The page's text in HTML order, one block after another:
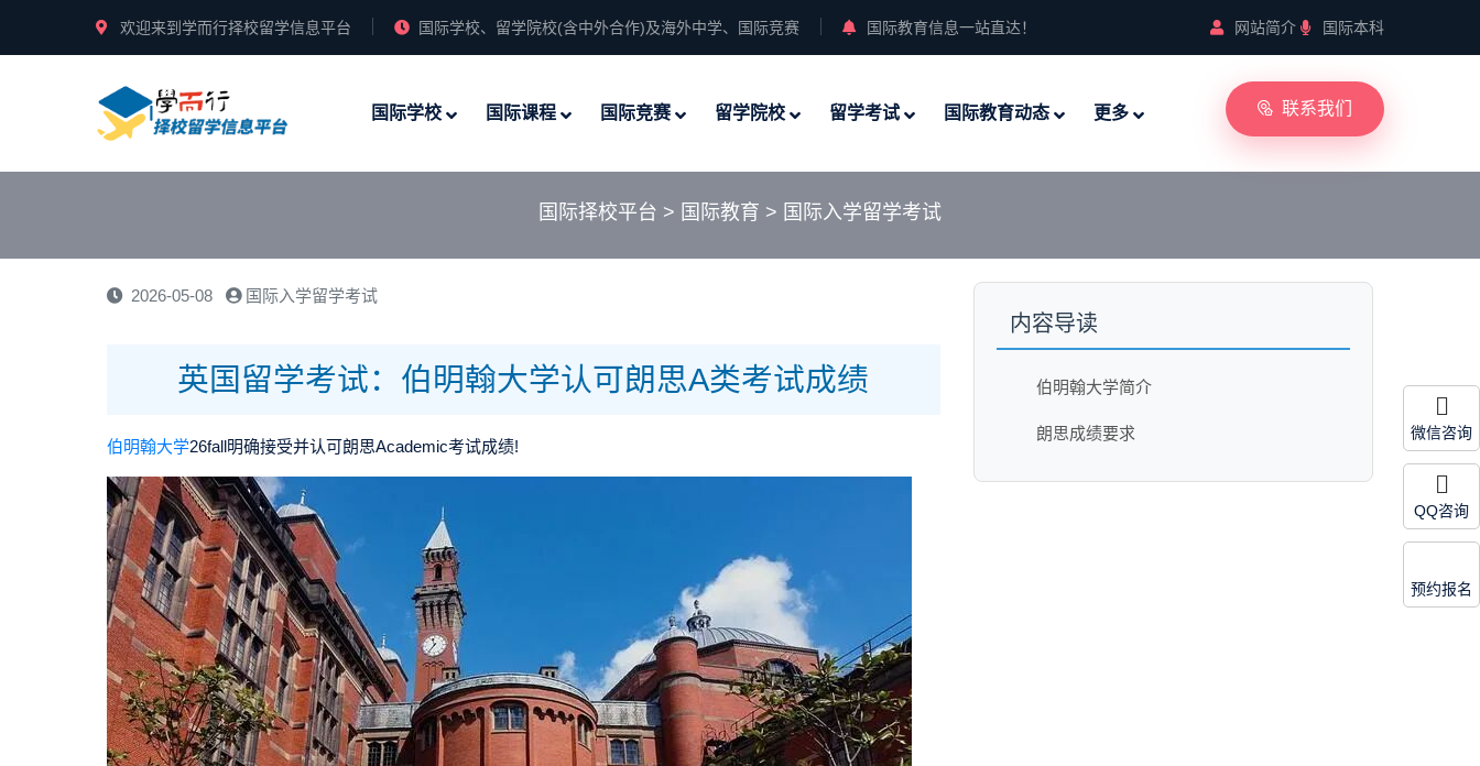
欢迎来到学而行择校留学信息平台 国际学校、留学院校(含中外合作)及海外中学、国际竞赛 国际教育信息一站直达！ 网站简介 国际本科
国际学校 国际课程 国际竞赛 留学院校 留学考试 国际教育动态 更多 联系我们
国际择校平台 > 国际教育 > 国际入学留学考试
2026-05-08 国际入学留学考试
英国留学考试：伯明翰大学认可朗思A类考试成绩
伯明翰大学26fall明确接受并认可朗思Academic考试成绩!
内容导读
伯明翰大学简介
朗思成绩要求 微信咨询
QQ咨询
预约报名